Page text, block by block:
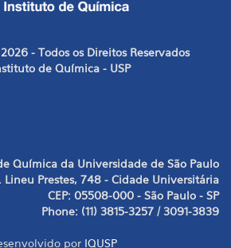
- Todos os Direitos Reservados
de Química - USP
Química da Universidade de São Paulo
Lineu Prestes, 748 - Cidade Universitária
CEP: 05508-000 - São Paulo - SP
Phone: (11) 3815-3257 / 3091-3839
por IQUSP